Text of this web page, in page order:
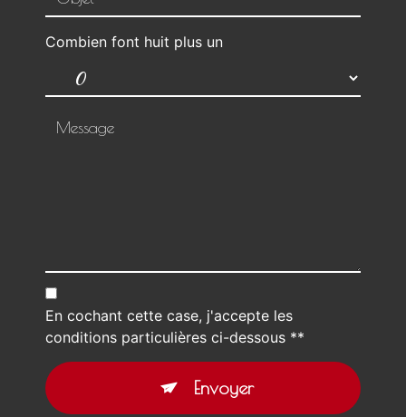
Combien font huit plus un
En cochant cette case, j'accepte les
conditions particulières ci-dessous **
Envoyer